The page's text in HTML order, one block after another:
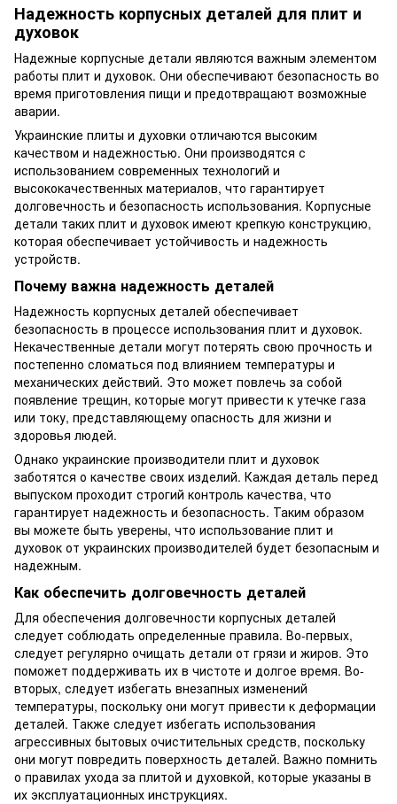
Надежность корпусных деталей для плит и
духовок
Надежные корпусные детали являются важным элементом
работы плит и духовок. Они обеспечивают безопасность во
время приготовления пищи и предотвращают возможные
аварии.
Украинские плиты и духовки отличаются высоким
качеством и надежностью. Они производятся с
использованием современных технологий и
высококачественных материалов, что гарантирует
долговечность и безопасность использования. Корпусные
детали таких плит и духовок имеют крепкую конструкцию,
которая обеспечивает устойчивость и надежность
устройств.
Почему важна надежность деталей
Надежность корпусных деталей обеспечивает
безопасность в процессе использования плит и духовок.
Некачественные детали могут потерять свою прочность и
постепенно сломаться под влиянием температуры и
механических действий. Это может повлечь за собой
появление трещин, которые могут привести к утечке газа
или току, представляющему опасность для жизни и
здоровья людей.
Однако украинские производители плит и духовок
заботятся о качестве своих изделий. Каждая деталь перед
выпуском проходит строгий контроль качества, что
гарантирует надежность и безопасность. Таким образом
вы можете быть уверены, что использование плит и
духовок от украинских производителей будет безопасным и
надежным.
Как обеспечить долговечность деталей
Для обеспечения долговечности корпусных деталей
следует соблюдать определенные правила. Во-первых,
следует регулярно очищать детали от грязи и жиров. Это
поможет поддерживать их в чистоте и долгое время. Во-
вторых, следует избегать внезапных изменений
температуры, поскольку они могут привести к деформации
деталей. Также следует избегать использования
агрессивных бытовых очистительных средств, поскольку
они могут повредить поверхность деталей. Важно помнить
о правилах ухода за плитой и духовкой, которые указаны в
их эксплуатационных инструкциях.